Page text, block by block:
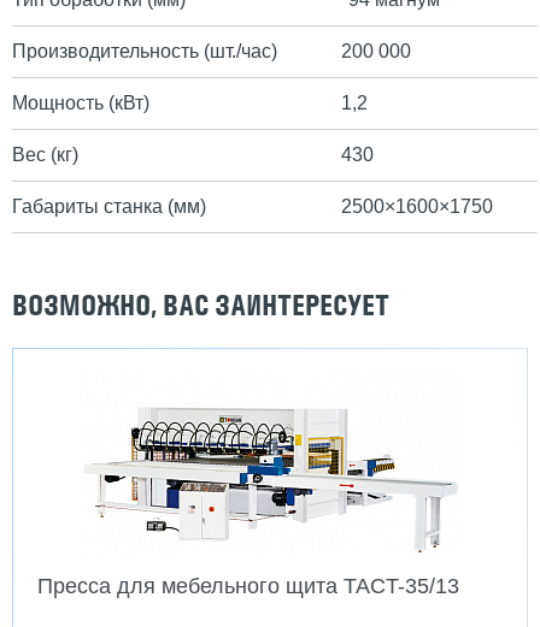
Производительность (шт./час) 200 000
Мощность (кВт) 1,2
Вес (кг) 430
Габариты станка (мм) 2500×1600×1750
ВОЗМОЖНО, ВАС ЗАИНТЕРЕСУЕТ
Пресса для мебельного щита TACT-35/13